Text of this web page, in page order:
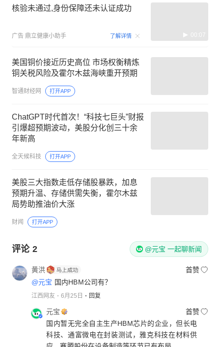
核验未通过,身份保障还未认证成功
广告 鼎立健康小助手 了解详情 00:07
美国铜价接近历史高位 市场权衡精炼
铜关税风险及霍尔木兹海峡重开预期
智通财经网 打开APP
ChatGPT时代首次！“科技七巨头”财报
引爆超预期波动，美股分化创三十余
年新高
全天候科技 打开APP
美股三大指数走低存储股暴跌，加息
预期升温、存储供需失衡，霍尔木兹
局势助推油价大涨
财闻 打开APP
评论 2 @元宝 一起聊新闻
黄洪
首赞
@元宝 国内HBM公司有？
江西网友 6月25日 回复
元宝
首赞
国内暂无完全自主生产HBM芯片的企业，但长电
科技、通富微电在封装测试，雅克科技在材料供